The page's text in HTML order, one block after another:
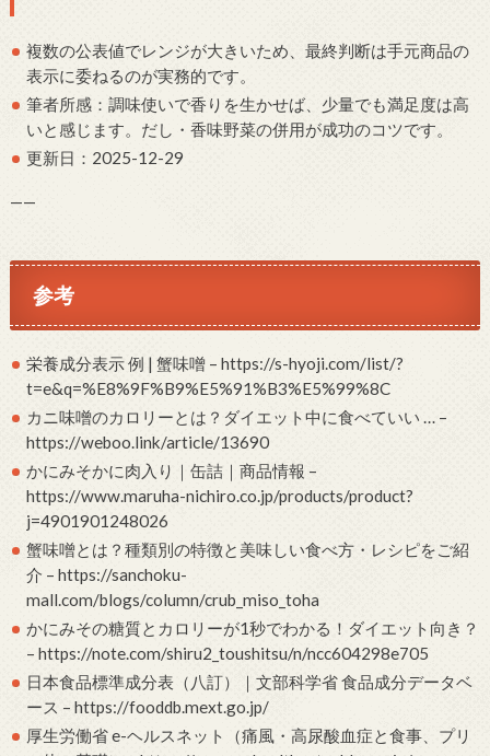
複数の公表値でレンジが大きいため、最終判断は手元商品の
表示に委ねるのが実務的です。
筆者所感：調味使いで香りを生かせば、少量でも満足度は高
いと感じます。だし・香味野菜の併用が成功のコツです。
更新日：2025-12-29
——
参考
栄養成分表示 例 | 蟹味噌 – https://s-hyoji.com/list/?
t=e&q=%E8%9F%B9%E5%91%B3%E5%99%8C
カニ味噌のカロリーとは？ダイエット中に食べていい … –
https://weboo.link/article/13690
かにみそかに肉入り｜缶詰｜商品情報 –
https://www.maruha-nichiro.co.jp/products/product?
j=4901901248026
蟹味噌とは？種類別の特徴と美味しい食べ方・レシピをご紹
介 – https://sanchoku-
mall.com/blogs/column/crub_miso_toha
かにみその糖質とカロリーが1秒でわかる！ダイエット向き？
– https://note.com/shiru2_toushitsu/n/ncc604298e705
日本食品標準成分表（八訂）｜文部科学省 食品成分データベ
ース – https://fooddb.mext.go.jp/
厚生労働省 e-ヘルスネット（痛風・高尿酸血症と食事、プリ